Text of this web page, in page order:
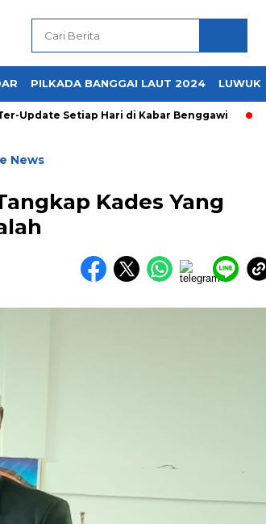
PILKADA BANGGAI LAUT 2024 LUWUK
Setiap Hari di Kabar Benggawi
News
Kades Yang